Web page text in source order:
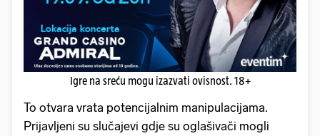
Igre na sreću mogu izazvati ovisnost. 18+
To otvara vrata potencijalnim manipulacijama.
Prijavljeni su slučajevi gdje su oglašivači mogli